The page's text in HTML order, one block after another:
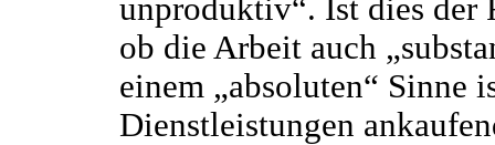
unproduktiv“. Ist dies der
ob die Arbeit auch
einem „absoluten“ Sinne
Dienstleistungen